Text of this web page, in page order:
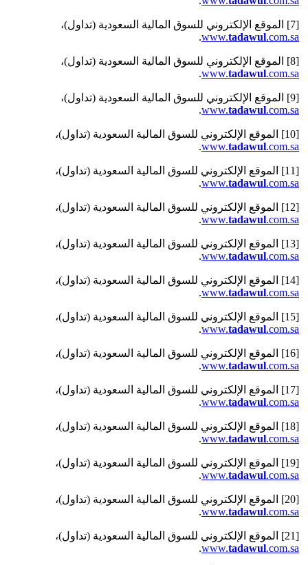
[7] الموقع الإلكتروني للسوق المالية السعودية (تداول)،
www.tadawul.com.sa
.
[8] الموقع الإلكتروني للسوق المالية السعودية (تداول)،
www.tadawul.com.sa
.
[9] الموقع الإلكتروني للسوق المالية السعودية (تداول)،
www.tadawul.com.sa
.
[10] الموقع الإلكتروني للسوق المالية السعودية (تداول)،
www.tadawul.com.sa
.
[11] الموقع الإلكتروني للسوق المالية السعودية (تداول)،
www.tadawul.com.sa
.
[12] الموقع الإلكتروني للسوق المالية السعودية (تداول)،
www.tadawul.com.sa
.
[13] الموقع الإلكتروني للسوق المالية السعودية (تداول)،
www.tadawul.com.sa
.
[14] الموقع الإلكتروني للسوق المالية السعودية (تداول)،
www.tadawul.com.sa
.
[15] الموقع الإلكتروني للسوق المالية السعودية (تداول)،
www.tadawul.com.sa
.
[16] الموقع الإلكتروني للسوق المالية السعودية (تداول)،
www.tadawul.com.sa
.
[17] الموقع الإلكتروني للسوق المالية السعودية (تداول)،
www.tadawul.com.sa
.
[18] الموقع الإلكتروني للسوق المالية السعودية (تداول)،
www.tadawul.com.sa
.
[19] الموقع الإلكتروني للسوق المالية السعودية (تداول)،
www.tadawul.com.sa
.
[20] الموقع الإلكتروني للسوق المالية السعودية (تداول)،
www.tadawul.com.sa
.
[21] الموقع الإلكتروني للسوق المالية السعودية (تداول)،
www.tadawul.com.sa
.